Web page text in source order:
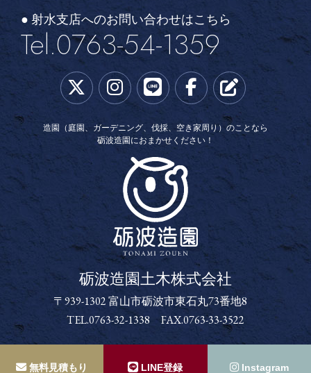
● 射水支店へのお問い合わせはこちら
Tel.0763-54-1359
造園（庭園、ガーデニング、伐採、空き家周り）のことなら
砺波造園におまかせください！
砺波造園土木株式会社
砺波造園土木株式会社
〒939-1302 富山市砺波市東石丸73番地8
TEL.0763-32-1338 FAX.0763-33-3522
無料見積もり LINE登録 Instagram